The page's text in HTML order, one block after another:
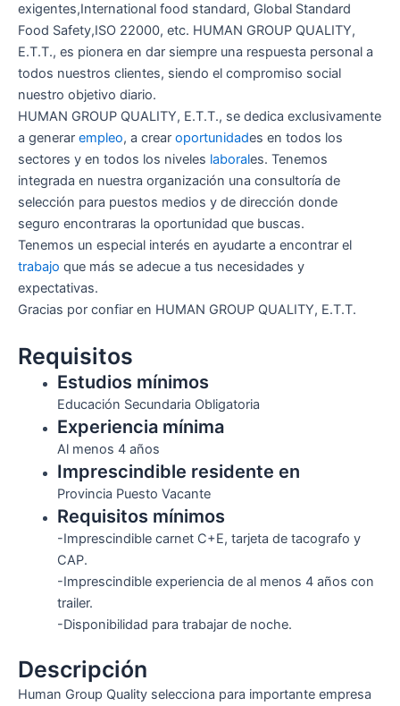
exigentes,International food standard, Global Standard
Food Safety,ISO 22000, etc. HUMAN GROUP QUALITY,
E.T.T., es pionera en dar siempre una respuesta personal a
todos nuestros clientes, siendo el compromiso social
nuestro objetivo diario.
HUMAN GROUP QUALITY, E.T.T., se dedica exclusivamente
a generar empleo, a crear oportunidades en todos los
sectores y en todos los niveles laborales. Tenemos
integrada en nuestra organización una consultoría de
selección para puestos medios y de dirección donde
seguro encontraras la oportunidad que buscas.
Tenemos un especial interés en ayudarte a encontrar el
trabajo que más se adecue a tus necesidades y
expectativas.
Gracias por confiar en HUMAN GROUP QUALITY, E.T.T.
Requisitos
Estudios mínimos
Educación Secundaria Obligatoria
Experiencia mínima
Al menos 4 años
Imprescindible residente en
Provincia Puesto Vacante
Requisitos mínimos
-Imprescindible carnet C+E, tarjeta de tacografo y
CAP.
-Imprescindible experiencia de al menos 4 años con
trailer.
-Disponibilidad para trabajar de noche.
Descripción
Human Group Quality selecciona para importante empresa